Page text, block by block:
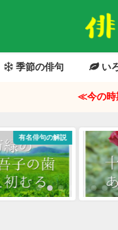
季節の俳句 い
≪今の時
有名俳句の解説